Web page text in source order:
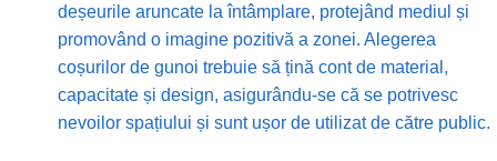
deșeurile aruncate la întâmplare, protejând mediul și
promovând o imagine pozitivă a zonei. Alegerea
coșurilor de gunoi trebuie să țină cont de material,
capacitate și design, asigurându-se că se potrivesc
nevoilor spațiului și sunt ușor de utilizat de către public.